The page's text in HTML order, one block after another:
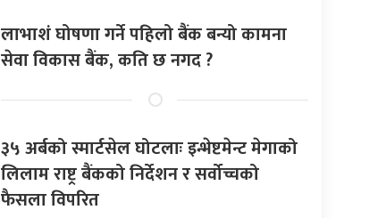
लाभाशं घोषणा गर्ने पहिलो बैंक बन्यो कामना
सेवा विकास बैंक, कति छ नगद ?
३५ अर्बको स्मार्टसेल घोटलाः इन्भेष्टमेन्ट मेगाको
लिलाम राष्ट्र बैंकको निर्देशन र सर्वोच्चको
फैसला विपरित